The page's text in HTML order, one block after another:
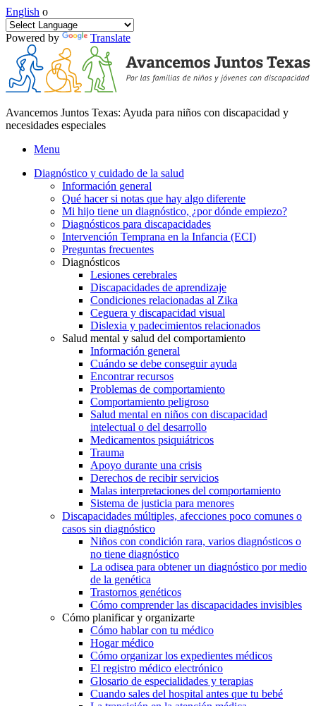
English o
Powered by Translate
Avancemos Juntos Texas: Ayuda para niños con discapacidad y
necesidades especiales
Menu
Diagnóstico y cuidado de la salud
Información general
Qué hacer si notas que hay algo diferente
Mi hijo tiene un diagnóstico, ¿por dónde empiezo?
Diagnósticos para discapacidades
Intervención Temprana en la Infancia (ECI)
Preguntas frecuentes
Diagnósticos
Lesiones cerebrales
Discapacidades de aprendizaje
Condiciones relacionadas al Zika
Ceguera y discapacidad visual
Dislexia y padecimientos relacionados
Salud mental y salud del comportamiento
Información general
Cuándo se debe conseguir ayuda
Encontrar recursos
Problemas de comportamiento
Comportamiento peligroso
Salud mental en niños con discapacidad
intelectual o del desarrollo
Medicamentos psiquiátricos
Trauma
Apoyo durante una crisis
Derechos de recibir servicios
Malas interpretaciones del comportamiento
Sistema de justicia para menores
Discapacidades múltiples, afecciones poco comunes o
casos sin diagnóstico
Niños con condición rara, varios diagnósticos o
no tiene diagnóstico
La odisea para obtener un diagnóstico por medio
de la genética
Trastornos genéticos
Cómo comprender las discapacidades invisibles
Cómo planificar y organizarte
Cómo hablar con tu médico
Hogar médico
Cómo organizar los expedientes médicos
El registro médico electrónico
Glosario de especialidades y terapias
Cuando sales del hospital antes que tu bebé